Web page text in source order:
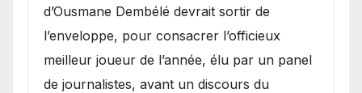
d’Ousmane Dembélé devrait sortir de
l’enveloppe, pour consacrer l’officieux
meilleur joueur de l’année, élu par un panel
de journalistes, avant un discours du